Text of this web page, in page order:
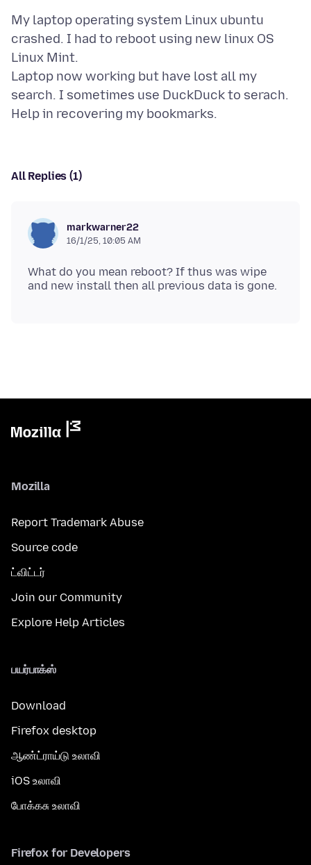
My laptop operating system Linux ubuntu
crashed. I had to reboot using new linux OS
Linux Mint.
Laptop now working but have lost all my
search. I sometimes use DuckDuck to serach.
All Replies (1)
markwarner22
16/1/25, 10:05 AM
What do you mean reboot? If thus was wipe
Mozilla
Report Trademark Abuse
Source code
ட்விட்டர்
Join our Community
Explore Help Articles
பயர்பாக்ஸ்
Download
Firefox desktop
ஆண்ட்ராய்டு உலாவி
iOS உலாவி
போக்கசு உலாவி
Firefox for Developers